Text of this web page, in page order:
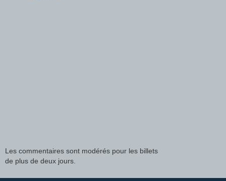
Les commentaires sont modérés pour les billets
de plus de deux jours.